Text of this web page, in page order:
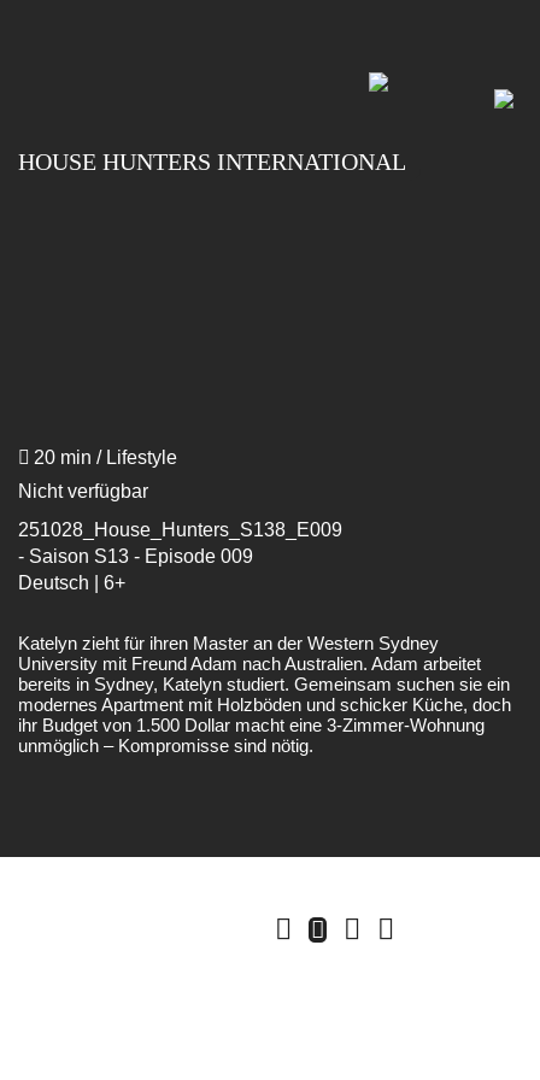
HOUSE HUNTERS INTERNATIONAL
20 min / Lifestyle
Nicht verfügbar
251028_House_Hunters_S138_E009
- Saison S13 - Episode 009
Deutsch | 6+
Katelyn zieht für ihren Master an der Western Sydney
University mit Freund Adam nach Australien. Adam arbeitet
bereits in Sydney, Katelyn studiert. Gemeinsam suchen sie ein
modernes Apartment mit Holzböden und schicker Küche, doch
ihr Budget von 1.500 Dollar macht eine 3-Zimmer-Wohnung
unmöglich – Kompromisse sind nötig.